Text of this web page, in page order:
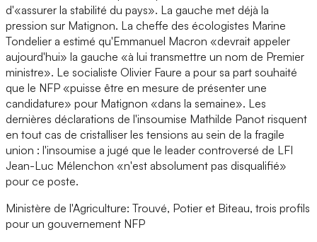
d'«assurer la stabilité du pays». La gauche met déjà la
pression sur Matignon. La cheffe des écologistes Marine
Tondelier a estimé qu'Emmanuel Macron «devrait appeler
aujourd'hui» la gauche «à lui transmettre un nom de Premier
ministre». Le socialiste Olivier Faure a pour sa part souhaité
que le NFP «puisse être en mesure de présenter une
candidature» pour Matignon «dans la semaine». Les
dernières déclarations de l'insoumise Mathilde Panot risquent
en tout cas de cristalliser les tensions au sein de la fragile
union : l'insoumise a jugé que le leader controversé de LFI
Jean-Luc Mélenchon «n'est absolument pas disqualifié»
pour ce poste.
Ministère de l'Agriculture: Trouvé, Potier et Biteau, trois profils
pour un gouvernement NFP